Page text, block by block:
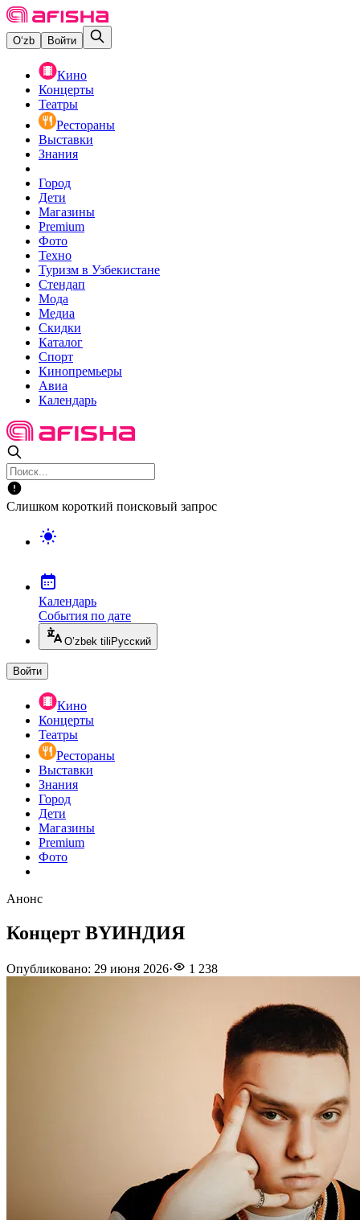
O‘zb Войти
Кино
Концерты
Театры
Рестораны
Выставки
Знания
Город
Дети
Магазины
Premium
Фото
Техно
Туризм в Узбекистане
Стендап
Мода
Медиа
Скидки
Каталог
Спорт
Кинопремьеры
Авиа
Календарь
Слишком короткий поисковый запрос
Календарь
События по дате
O’zbek tili Русский
Войти
Кино
Концерты
Театры
Рестораны
Выставки
Знания
Город
Дети
Магазины
Premium
Фото
Анонс
Концерт BYИНДИЯ
Опубликовано: 29 июня 2026· 1 238